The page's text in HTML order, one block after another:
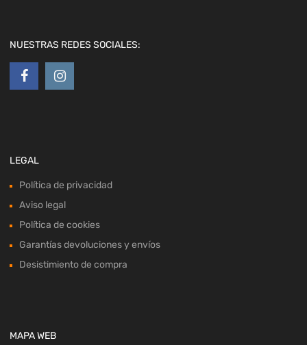
NUESTRAS REDES SOCIALES:
LEGAL
Política de privacidad
Aviso legal
Política de cookies
Garantías devoluciones y envíos
Desistimiento de compra
MAPA WEB